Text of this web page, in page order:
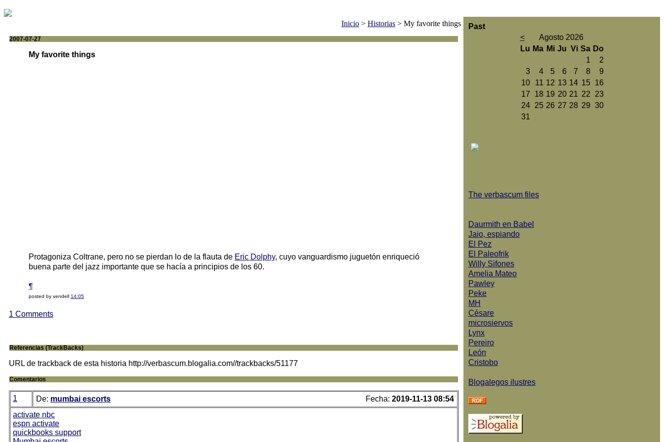
Inicio > Historias > My favorite things
2007-07-27
My favorite things
Protagoniza Coltrane, pero no se pierdan lo de la flauta de Eric Dolphy, cuyo vanguardismo juguetón enriqueció
buena parte del jazz importante que se hacía a principios de los 60.
¶
posted by vendell 14:05
1 Comments
Referencias (TrackBacks)
URL de trackback de esta historia http://verbascum.blogalia.com//trackbacks/51177
Comentarios
1 De: mumbai escorts Fecha: 2019-11-13 08:54
activate nbc
espn activate
quickbooks support
Past
<
Agosto 2026
Lu Ma Mi Ju Vi Sa Do
1
2
3
4 5 6 7 8
9
10
11 12 13 14 15
16
17
18 19 20 21 22
23
24
25 26 27 28 29 30
31
The verbascum files
Daurmith en Babel
Jaio, espiando
El Pez
El Paleofrik
Willy Sifones
Amelia Mateo
Pawley
Peke
MH
Césare
microsiervos
Lynx
Pereiro
León
Cristobo
Blogalegos ilustres